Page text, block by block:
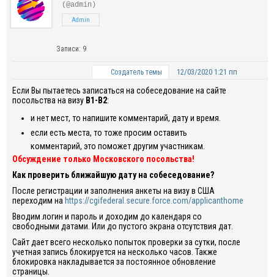
(@admin)
Admin
Записи: 9
Создатель темы 12/03/2020 1:21 пп
Если Вы пытаетесь записаться на собеседование на сайте
посольства на визу B1-B2:
и нет мест, то напишите комментарий, дату и время.
если есть места, то тоже просим оставить
комментарий, это поможет другим участникам.
Обсуждение только Московского посольства!
Как проверить ближайшую дату на собеседование?
После регистрации и заполнения анкеты на визу в США
переходим на https://cgifederal.secure.force.com/applicanthome
Вводим логин и пароль и доходим до календаря со
свободными датами. Или до пустого экрана отсутствия дат.
Сайт дает всего несколько попыток проверки за сутки, после
учетная запись блокируется на несколько часов. Также
блокировка накладывается за постоянное обновление
страницы.